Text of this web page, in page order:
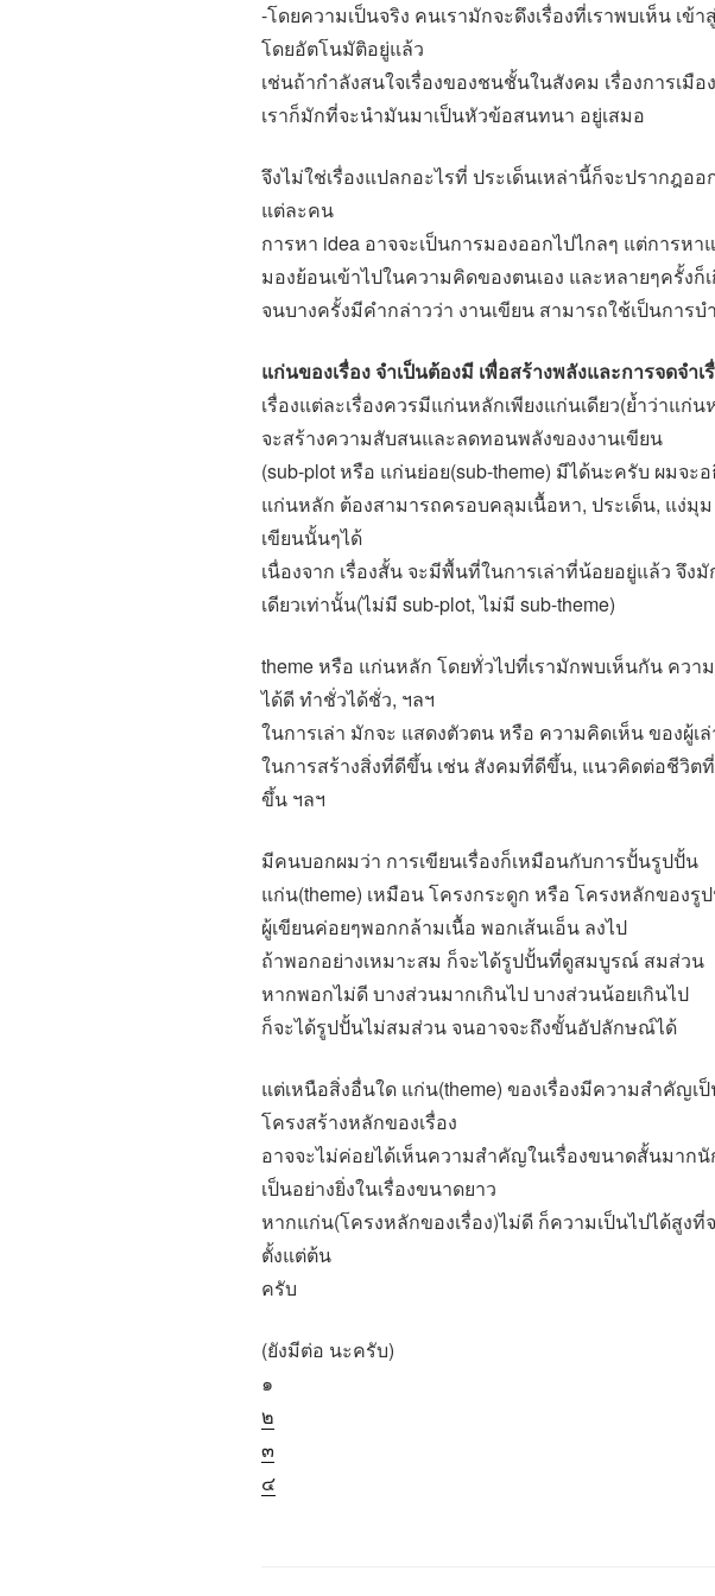
-โดยความเป็นจริง คนเรามักจะดึงเรื่องที่เราพบเห็น เข้
โดยอัตโนมัติอยู่แล้ว
เช่นถ้ากำลังสนใจเรื่องของชนชั้นในสังคม เรื่องการเมือ
เราก็มักที่จะนำมันมาเป็นหัวข้อสนทนา อยู่เสมอ
จึงไม่ใช่เรื่องแปลกอะไรที่ ประเด็นเหล่านี้ก็จะปรากฎอ
แต่ละคน
การหา idea อาจจะเป็นการมองออกไปไกลๆ แต่การหา
มองย้อนเข้าไปในความคิดของตนเอง และหลายๆครั้งก็
จนบางครั้งมีคำกล่าวว่า งานเขียน สามารถใช้เป็นการ
แก่นของเรื่อง จำเป็นต้องมี เพื่อสร้างพลังและการจดจำเ
เรื่องแต่ละเรื่องควรมีแก่นหลักเพียงแก่นเดียว(ย้ำว่าแก่
จะสร้างความสับสนและลดทอนพลังของงานเขียน
(sub-plot หรือ แก่นย่อย(sub-theme) มีได้นะครับ ผมจะ
แก่นหลัก ต้องสามารถครอบคลุมเนื้อหา, ประเด็น, แง่มุ
เขียนนั้นๆได้
เนื่องจาก เรื่องสั้น จะมีพื้นที่ในการเล่าที่น้อยอยู่แล้ว จึง
เดียวเท่านั้น(ไม่มี sub-plot, ไม่มี sub-theme)
theme หรือ แก่นหลัก โดยทั่วไปที่เรามักพบเห็นกัน คว
ได้ดี ทำชั่วได้ชั่ว, ฯลฯ
ในการเล่า มักจะ แสดงตัวตน หรือ ความคิดเห็น ของผู้เ
ในการสร้างสิ่งที่ดีขึ้น เช่น สังคมที่ดีขึ้น, แนวคิดต่อชีวิ
ขึ้น ฯลฯ
มีคนบอกผมว่า การเขียนเรื่องก็เหมือนกับการปั้นรูปปั้น
แก่น(theme) เหมือน โครงกระดูก หรือ โครงหลักของรู
ผู้เขียนค่อยๆพอกกล้ามเนื้อ พอกเส้นเอ็น ลงไป
ถ้าพอกอย่างเหมาะสม ก็จะได้รูปปั้นที่ดูสมบูรณ์ สมส่วน
หากพอกไม่ดี บางส่วนมากเกินไป บางส่วนน้อยเกินไป
ก็จะได้รูปปั้นไม่สมส่วน จนอาจจะถึงขั้นอัปลักษณ์ได้
แต่เหนือสิ่งอื่นใด แก่น(theme) ของเรื่องมีความสำคัญเป็
โครงสร้างหลักของเรื่อง
อาจจะไม่ค่อยได้เห็นความสำคัญในเรื่องขนาดสั้นมาก
เป็นอย่างยิ่งในเรื่องขนาดยาว
หากแก่น(โครงหลักของเรื่อง)ไม่ดี ก็ความเป็นไปได้สูงที่
ตั้งแต่ต้น
ครับ
(ยังมีต่อ นะครับ)
๑
๒
๓
๔